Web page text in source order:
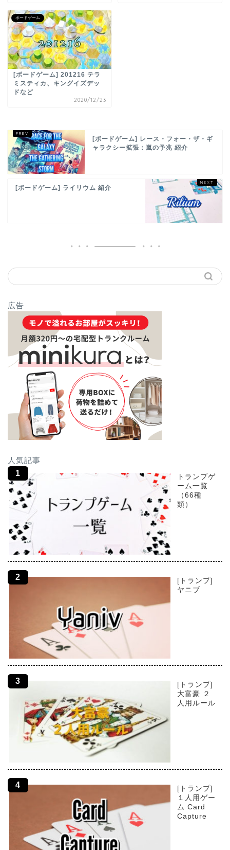
ボードゲーム
[ボードゲーム] 201216 テラ
ミスティカ、キングイズデッ
ドなど
2020/12/23
[ボードゲーム] レース・フォー・ザ・ギ
ャラクシー拡張：嵐の予兆 紹介
[ボードゲーム] ライリウム 紹介
広告
人気記事
トランプゲ
ーム一覧
（66種
類）
[トランプ]
ヤニブ
[トランプ]
大富豪 ２
人用ルール
[トランプ]
１人用ゲー
ム Card
Capture